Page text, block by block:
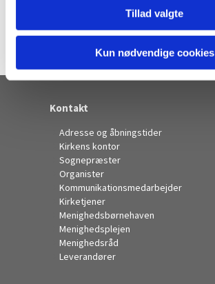
Tillad valgte
Kun nødvendige cookies
Kontakt
Adresse og åbningstider
Kirkens kontor
Sognepræster
Organister
Kommunikationsmedarbejder
Kirketjener
Menighedsbørnehaven
Menighedsplejen
Menighedsråd
Leverandører